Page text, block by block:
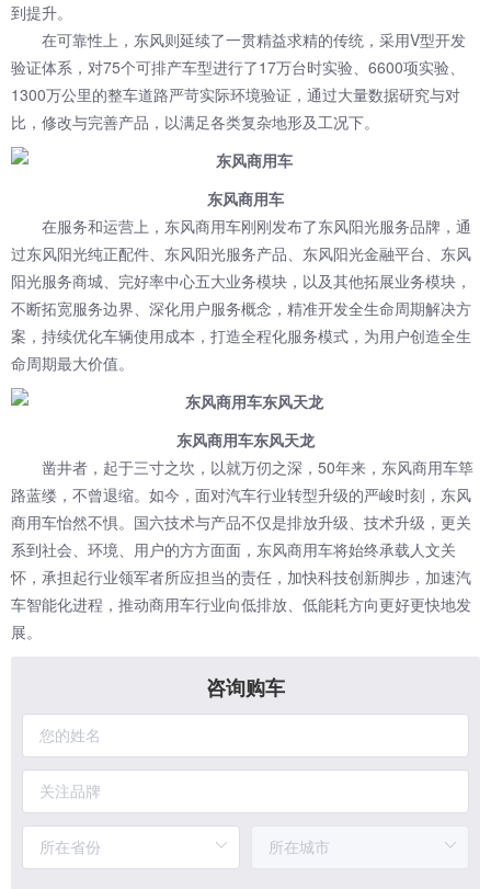
到提升。
在可靠性上，东风则延续了一贯精益求精的传统，采用V型开发
验证体系，对75个可排产车型进行了17万台时实验、6600项实验、
1300万公里的整车道路严苛实际环境验证，通过大量数据研究与对
比，修改与完善产品，以满足各类复杂地形及工况下。
东风商用车
在服务和运营上，东风商用车刚刚发布了东风阳光服务品牌，通
过东风阳光纯正配件、东风阳光服务产品、东风阳光金融平台、东风
阳光服务商城、完好率中心五大业务模块，以及其他拓展业务模块，
不断拓宽服务边界、深化用户服务概念，精准开发全生命周期解决方
案，持续优化车辆使用成本，打造全程化服务模式，为用户创造全生
命周期最大价值。
东风商用车东风天龙
凿井者，起于三寸之坎，以就万仞之深，50年来，东风商用车筚
路蓝缕，不曾退缩。如今，面对汽车行业转型升级的严峻时刻，东风
商用车怡然不惧。国六技术与产品不仅是排放升级、技术升级，更关
系到社会、环境、用户的方方面面，东风商用车将始终承载人文关
怀，承担起行业领军者所应担当的责任，加快科技创新脚步，加速汽
车智能化进程，推动商用车行业向低排放、低能耗方向更好更快地发
展。
咨询购车